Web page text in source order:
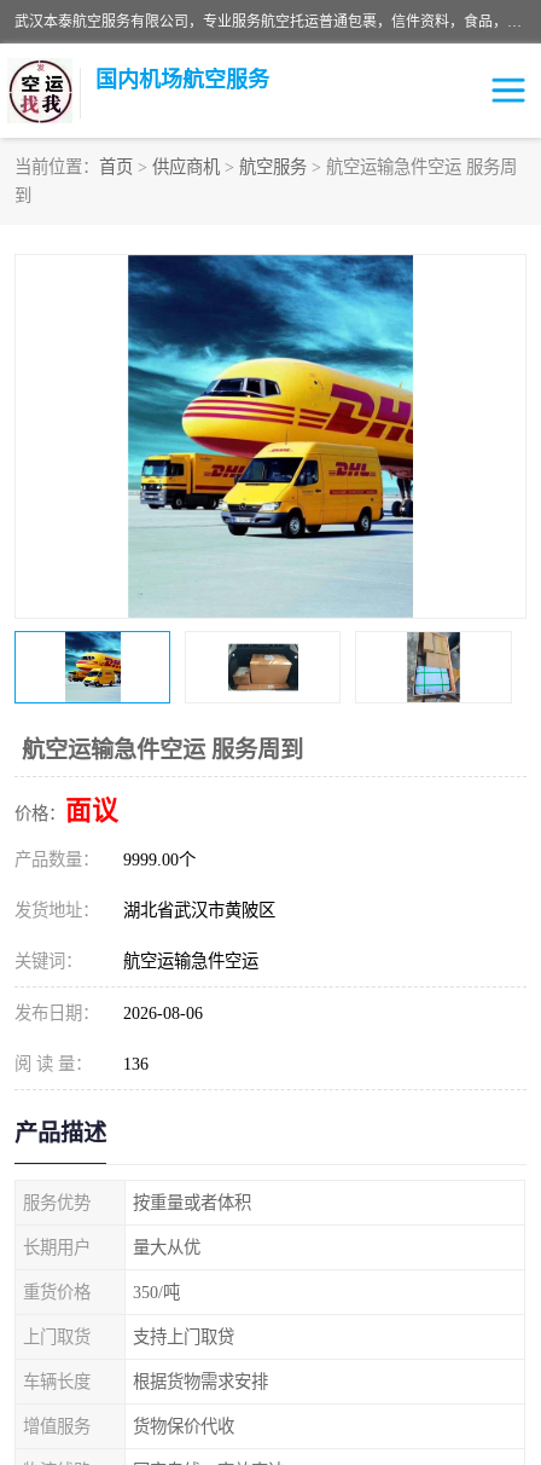
武汉本泰航空服务有限公司，专业服务航空托运普通包裹，信件资料，食品，服装，快消品等运输的专线空运，完善的网络服务确保为客户提供准确、*、安全的“门对门”服务，本着“诚信为本、精诚合作”的服务宗旨.“以安全运输为保障，以运价合理要求市场”的经营理念。武汉机场货运、武汉航空物流、武汉空运、武汉天河国际机场东方、南方、国际航空、机场空运业务覆盖国内二三线机场城市，如：武汉-敦煌、武汉-柳州等
国内机场航空服务
当前位置： 首页 > 供应商机 > 航空服务 > 航空运输急件空运 服务周
到
航空运输急件空运 服务周到
价格： 面议
产品数量： 9999.00个
发货地址： 湖北省武汉市黄陂区
关键词： 航空运输急件空运
发布日期： 2026-08-06
阅 读 量： 136
产品描述
服务优势 按重量或者体积
长期用户 量大从优
重货价格 350/吨
上门取货 支持上门取贷
车辆长度 根据货物需求安排
增值服务 货物保价代收